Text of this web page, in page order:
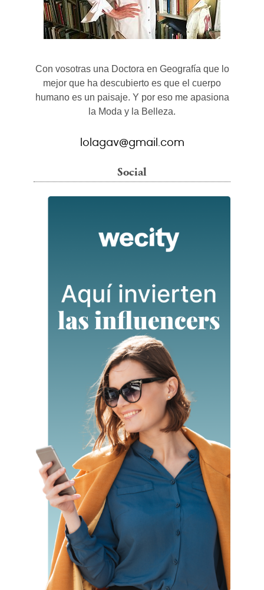
Con vosotras una Doctora en Geografía que lo
mejor que ha descubierto es que el cuerpo
humano es un paisaje. Y por eso me apasiona
la Moda y la Belleza.
lolagav@gmail.com
Social